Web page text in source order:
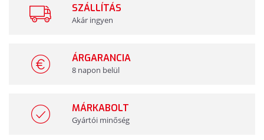
SZÁLLÍTÁS
Akár ingyen
ÁRGARANCIA
8 napon belül
MÁRKABOLT
Gyártói minőség